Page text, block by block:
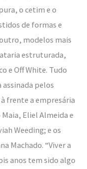
o cetim e o
de formas e
modelos mais
estruturada,
e Off White. Tudo
pelos
frente a empresária
Eliel Almeida e
Weeding; e os
Machado. “Viver a
anos tem sido algo